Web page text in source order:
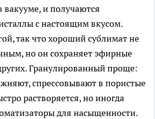
и получаются
с настоящим вкусом.
так что хороший сублимат не
но он сохраняет эфирные
Гранулированный проще:
спрессовывают в пористые
растворяется, но иногда
для насыщенности.